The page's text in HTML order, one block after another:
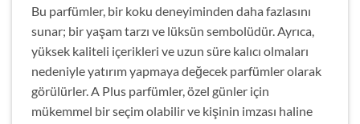
Bu parfümler, bir koku deneyiminden daha fazlasını
sunar; bir yaşam tarzı ve lüksün sembolüdür. Ayrıca,
yüksek kaliteli içerikleri ve uzun süre kalıcı olmaları
nedeniyle yatırım yapmaya değecek parfümler olarak
görülürler. A Plus parfümler, özel günler için
mükemmel bir seçim olabilir ve kişinin imzası haline